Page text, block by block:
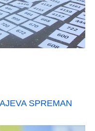
SPREMAN